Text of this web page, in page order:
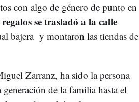
con algo de género de punto en
se trasladó a la calle
bajera y montaron las tiendas de
Zarranz, ha sido la persona
de la familia hasta el